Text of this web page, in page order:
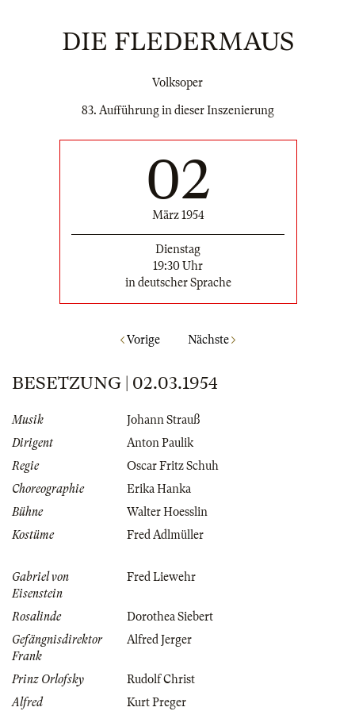
DIE FLEDERMAUS
Volksoper
83. Aufführung in dieser Inszenierung
02
März 1954
Dienstag
19:30 Uhr
in deutscher Sprache
Vorige Nächste
BESETZUNG | 02.03.1954
Musik
Johann Strauß
Dirigent
Anton Paulik
Regie
Oscar Fritz Schuh
Choreographie
Erika Hanka
Bühne
Walter Hoesslin
Kostüme
Fred Adlmüller
Gabriel von
Eisenstein
Fred Liewehr
Rosalinde
Dorothea Siebert
Gefängnisdirektor
Frank
Alfred Jerger
Prinz Orlofsky
Rudolf Christ
Alfred
Kurt Preger